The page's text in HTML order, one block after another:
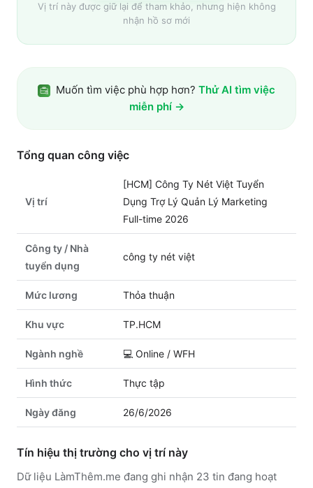
Vị trí này được giữ lại để tham khảo, nhưng hiện không
nhận hồ sơ mới
Muốn tìm việc phù hợp hơn? Thử AI tìm việc
miễn phí →
Tổng quan công việc
Vị trí
[HCM] Công Ty Nét Việt Tuyển
Dụng Trợ Lý Quản Lý Marketing
Full-time 2026
Công ty / Nhà
tuyển dụng
công ty nét việt
Mức lương Thỏa thuận
Khu vực TP.HCM
Ngành nghề 💻 Online / WFH
Hình thức Thực tập
Ngày đăng 26/6/2026
Tín hiệu thị trường cho vị trí này
Dữ liệu LàmThêm.me đang ghi nhận 23 tin đang hoạt